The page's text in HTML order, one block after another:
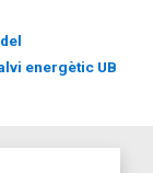
energètic UB